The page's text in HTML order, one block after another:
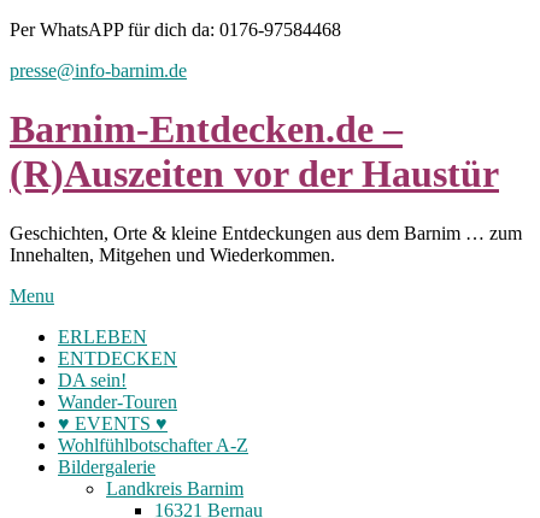
Skip
content
Per WhatsAPP für dich da: 0176-97584468
presse@info-barnim.de
Barnim-Entdecken.de –
(R)Auszeiten vor der Haustür
Geschichten, Orte & kleine Entdeckungen aus dem Barnim … zum
Innehalten, Mitgehen und Wiederkommen.
Menu
ERLEBEN
ENTDECKEN
DA sein!
Wander-Touren
♥ EVENTS ♥
Wohlfühlbotschafter A-Z
Bildergalerie
Landkreis Barnim
16321 Bernau